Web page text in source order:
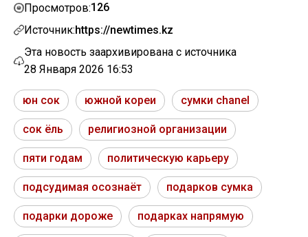
Просмотров:126
Источник:https://newtimes.kz
Эта новость заархивирована с источника
28 Января 2026 16:53
юн сок южной кореи сумки chanel
сок ёль религиозной организации
пяти годам политическую карьеру
подсудимая осознаёт подарков сумка
подарки дороже подарках напрямую